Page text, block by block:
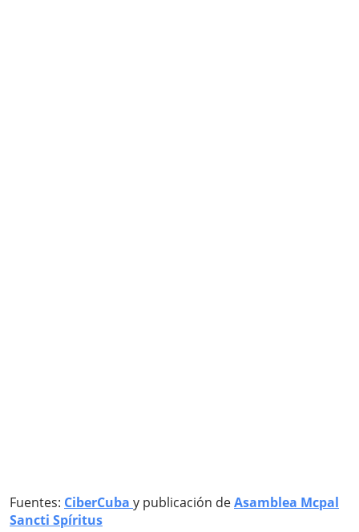
Fuentes: CiberCuba y publicación deAsamblea Mcpal
Sancti Spíritus